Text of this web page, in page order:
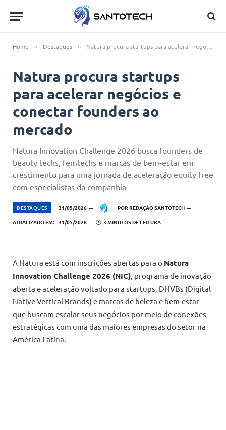
Home » Destaques » Natura procura startups para acelerar negócios e conectar founders ao mercado
Natura procura startups
para acelerar negócios e
conectar founders ao
mercado
Natura Innovation Challenge 2026 busca founders de
beauty techs, femtechs e marcas de bem-estar em
crescimento para uma jornada de aceleração equity free
com especialistas da companhia
DESTAQUES 31/05/2026 POR REDAÇÃO SANTOTECH
ATUALIZADO EM: 31/05/2026 3 MINUTOS DE LEITURA
A Natura está com inscrições abertas para o Natura
Innovation Challenge 2026 (NIC), programa de inovação
aberta e aceleração voltado para startups, DNVBs (Digital
Native Vertical Brands) e marcas de beleza e bem-estar
que buscam escalar seus negócios por meio de conexões
estratégicas com uma das maiores empresas do setor na
América Latina.